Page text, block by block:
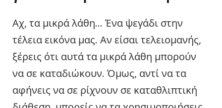
Αχ, τα μικρά λάθη… Ένα ψεγάδι στην
τέλεια εικόνα μας. Αν είσαι τελειομανής,
ξέρεις ότι αυτά τα μικρά λάθη μπορούν
να σε καταδιώκουν. Όμως, αντί να τα
αφήνεις να σε ρίχνουν σε καταθλιπτική